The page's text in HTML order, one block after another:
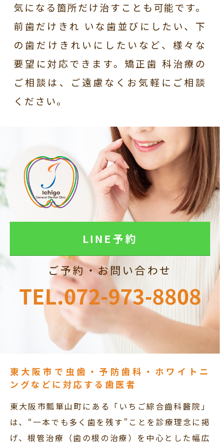
気になる箇所だけ治すことも可能です。
前歯だけきれ いな歯並びにしたい、下
の歯だけきれいにしたいなど、様々な
要望に対応できます。矯正歯 科治療の
ご相談は、ご遠慮なくお気軽にご相談
ください。
LINE予約
ご予約・お問い合わせ
TEL.072-973-8808
東大阪市で虫歯・予防歯科・ホワイトニ
ングなどに対応する歯医者
東大阪市瓢箪山町にある「いちご綜合齒科醫院」
は、“一本でも多く歯を残す”ことを診療理念に掲
げ、根管治療（歯の根の治療）を中心とした幅広